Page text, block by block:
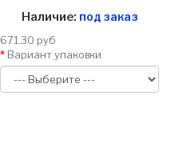
Наличие: под заказ
671.30 руб
Вариант упаковки